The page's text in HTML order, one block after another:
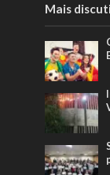
Mais